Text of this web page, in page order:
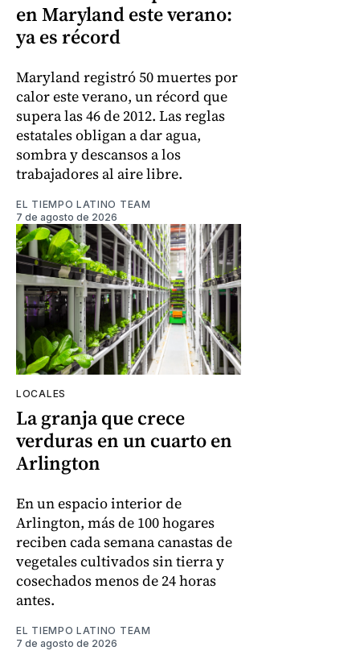
en Maryland este verano:
ya es récord
Maryland registró 50 muertes por
calor este verano, un récord que
supera las 46 de 2012. Las reglas
estatales obligan a dar agua,
sombra y descansos a los
trabajadores al aire libre.
EL TIEMPO LATINO TEAM
7 de agosto de 2026
LOCALES
La granja que crece
verduras en un cuarto en
Arlington
En un espacio interior de
Arlington, más de 100 hogares
reciben cada semana canastas de
vegetales cultivados sin tierra y
cosechados menos de 24 horas
antes.
EL TIEMPO LATINO TEAM
7 de agosto de 2026